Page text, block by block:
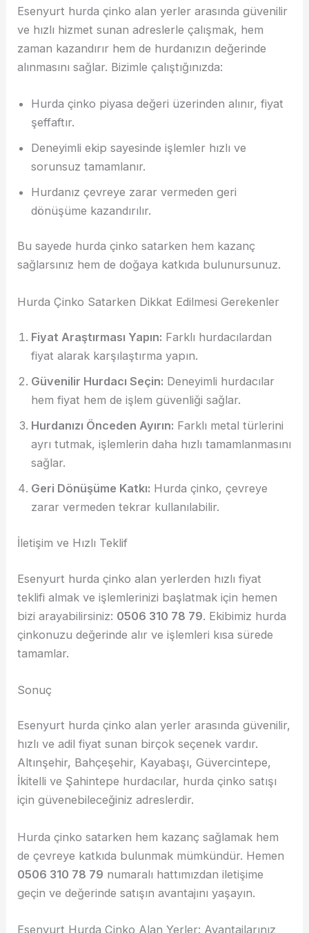
Esenyurt hurda çinko alan yerler arasında güvenilir
ve hızlı hizmet sunan adreslerle çalışmak, hem
zaman kazandırır hem de hurdanızın değerinde
alınmasını sağlar. Bizimle çalıştığınızda:
Hurda çinko piyasa değeri üzerinden alınır, fiyat
şeffaftır.
Deneyimli ekip sayesinde işlemler hızlı ve
sorunsuz tamamlanır.
Hurdanız çevreye zarar vermeden geri
dönüşüme kazandırılır.
Bu sayede hurda çinko satarken hem kazanç
sağlarsınız hem de doğaya katkıda bulunursunuz.
Hurda Çinko Satarken Dikkat Edilmesi Gerekenler
Fiyat Araştırması Yapın: Farklı hurdacılardan
fiyat alarak karşılaştırma yapın.
Güvenilir Hurdacı Seçin: Deneyimli hurdacılar
hem fiyat hem de işlem güvenliği sağlar.
Hurdanızı Önceden Ayırın: Farklı metal türlerini
ayrı tutmak, işlemlerin daha hızlı tamamlanmasını
sağlar.
Geri Dönüşüme Katkı: Hurda çinko, çevreye
zarar vermeden tekrar kullanılabilir.
İletişim ve Hızlı Teklif
Esenyurt hurda çinko alan yerlerden hızlı fiyat
teklifi almak ve işlemlerinizi başlatmak için hemen
bizi arayabilirsiniz: 0506 310 78 79. Ekibimiz hurda
çinkonuzu değerinde alır ve işlemleri kısa sürede
tamamlar.
Sonuç
Esenyurt hurda çinko alan yerler arasında güvenilir,
hızlı ve adil fiyat sunan birçok seçenek vardır.
Altınşehir, Bahçeşehir, Kayabaşı, Güvercintepe,
İkitelli ve Şahintepe hurdacılar, hurda çinko satışı
için güvenebileceğiniz adreslerdir.
Hurda çinko satarken hem kazanç sağlamak hem
de çevreye katkıda bulunmak mümkündür. Hemen
0506 310 78 79 numaralı hattımızdan iletişime
geçin ve değerinde satışın avantajını yaşayın.
Esenyurt Hurda Çinko Alan Yerler: Avantajlarınız